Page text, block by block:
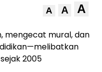
A A A
mengecat mural, dan
2005